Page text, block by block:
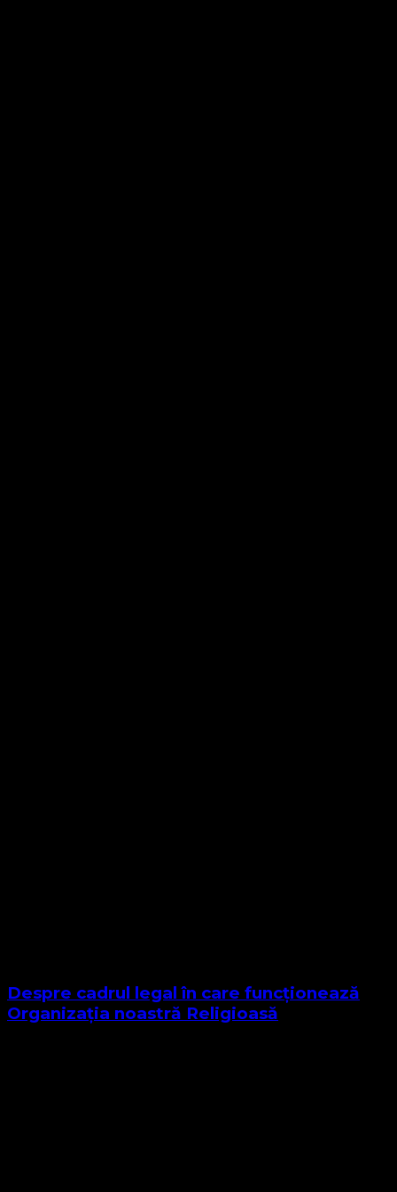
Despre cadrul legal în care funcționează
Organizația noastră Religioasă